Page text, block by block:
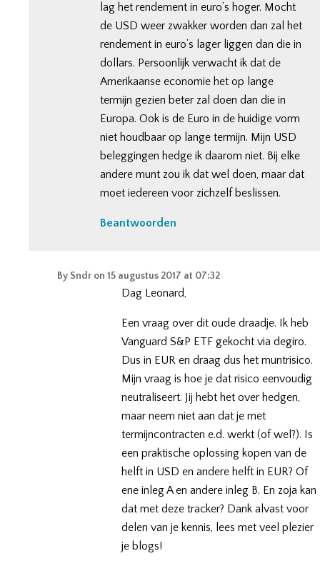
lag het rendement in euro’s hoger. Mocht
de USD weer zwakker worden dan zal het
rendement in euro’s lager liggen dan die in
dollars. Persoonlijk verwacht ik dat de
Amerikaanse economie het op lange
termijn gezien beter zal doen dan die in
Europa. Ook is de Euro in de huidige vorm
niet houdbaar op lange termijn. Mijn USD
beleggingen hedge ik daarom niet. Bij elke
andere munt zou ik dat wel doen, maar dat
moet iedereen voor zichzelf beslissen.
Beantwoorden
By Sndr on 15 augustus 2017 at 07:32
Dag Leonard,
Een vraag over dit oude draadje. Ik heb
Vanguard S&P ETF gekocht via degiro.
Dus in EUR en draag dus het muntrisico.
Mijn vraag is hoe je dat risico eenvoudig
neutraliseert. Jij hebt het over hedgen,
maar neem niet aan dat je met
termijncontracten e.d. werkt (of wel?). Is
een praktische oplossing kopen van de
helft in USD en andere helft in EUR? Of
ene inleg A en andere inleg B. En zoja kan
dat met deze tracker? Dank alvast voor
delen van je kennis, lees met veel plezier
je blogs!